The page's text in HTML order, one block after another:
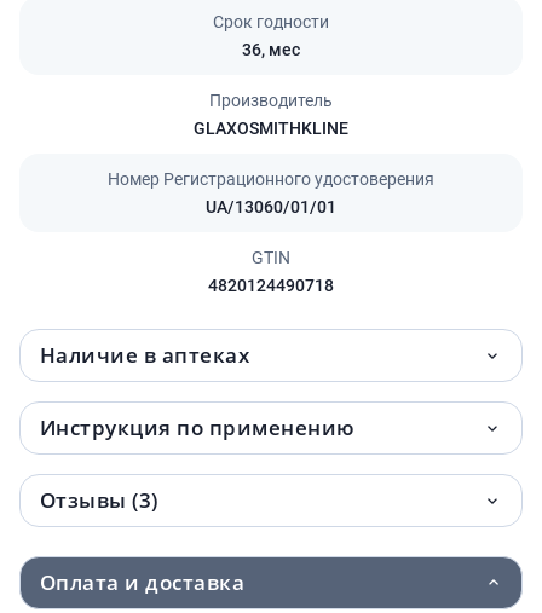
Срок годности
36, мес
Производитель
GLAXOSMITHKLINE
Номер Регистрационного удостоверения
UA/13060/01/01
GTIN
4820124490718
Наличие в аптеках
Инструкция по применению
Отзывы (3)
Оплата и доставка